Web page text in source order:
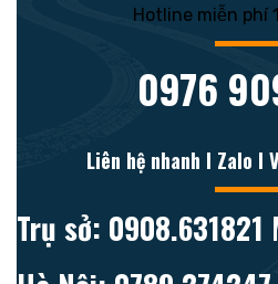
Hotline miễn phí
0976
Liên hệ nhanh l Zalo l
Trụ sở: 0908.631821